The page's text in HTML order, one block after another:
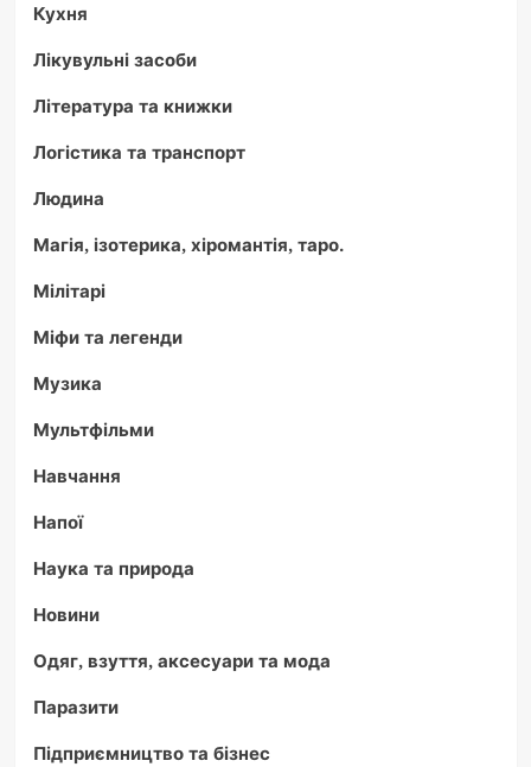
Кухня
Лікувульні засоби
Література та книжки
Логістика та транспорт
Людина
Магія, ізотерика, хіромантія, таро.
Мілітарі
Міфи та легенди
Музика
Мультфільми
Навчання
Напої
Наука та природа
Новини
Одяг, взуття, аксесуари та мода
Паразити
Підприємництво та бізнес